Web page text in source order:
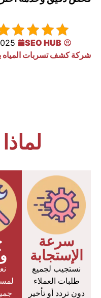
SEO HUB
سرعة
الإستجابة
نستجيب لجميع
طلبات العملاء
دون تردد أو تأخير